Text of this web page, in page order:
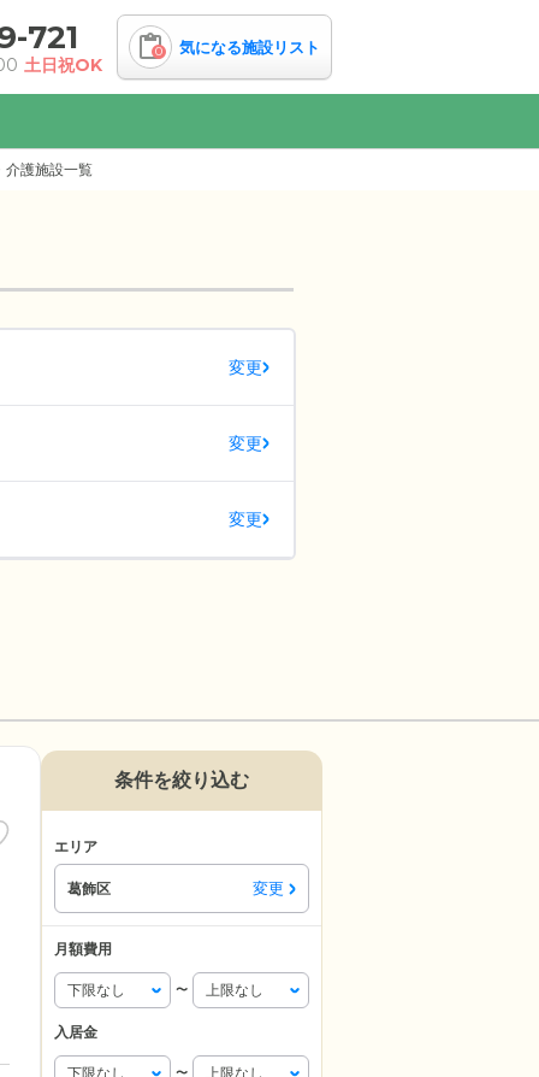
721
土日祝OK
0 気になる施設リスト
介護施設一覧
変更
変更
変更
条件を絞り込む
エリア
葛飾区 変更
月額費用
〜
入居金
〜